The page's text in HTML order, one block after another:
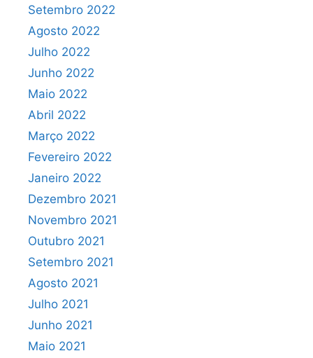
Setembro 2022
Agosto 2022
Julho 2022
Junho 2022
Maio 2022
Abril 2022
Março 2022
Fevereiro 2022
Janeiro 2022
Dezembro 2021
Novembro 2021
Outubro 2021
Setembro 2021
Agosto 2021
Julho 2021
Junho 2021
Maio 2021